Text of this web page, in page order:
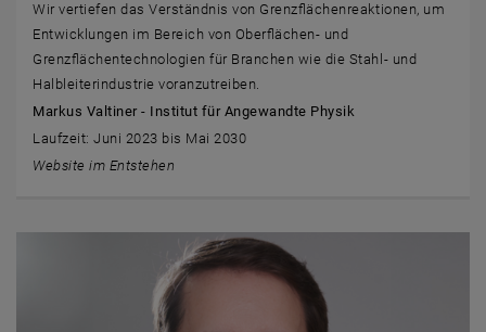
Wir vertiefen das Verständnis von Grenzflächenreaktionen, um
Entwicklungen im Bereich von Oberflächen- und
Grenzflächentechnologien für Branchen wie die Stahl- und
Halbleiterindustrie voranzutreiben.
Markus Valtiner - Institut für Angewandte Physik
Laufzeit: Juni 2023 bis Mai 2030
Website im Entstehen